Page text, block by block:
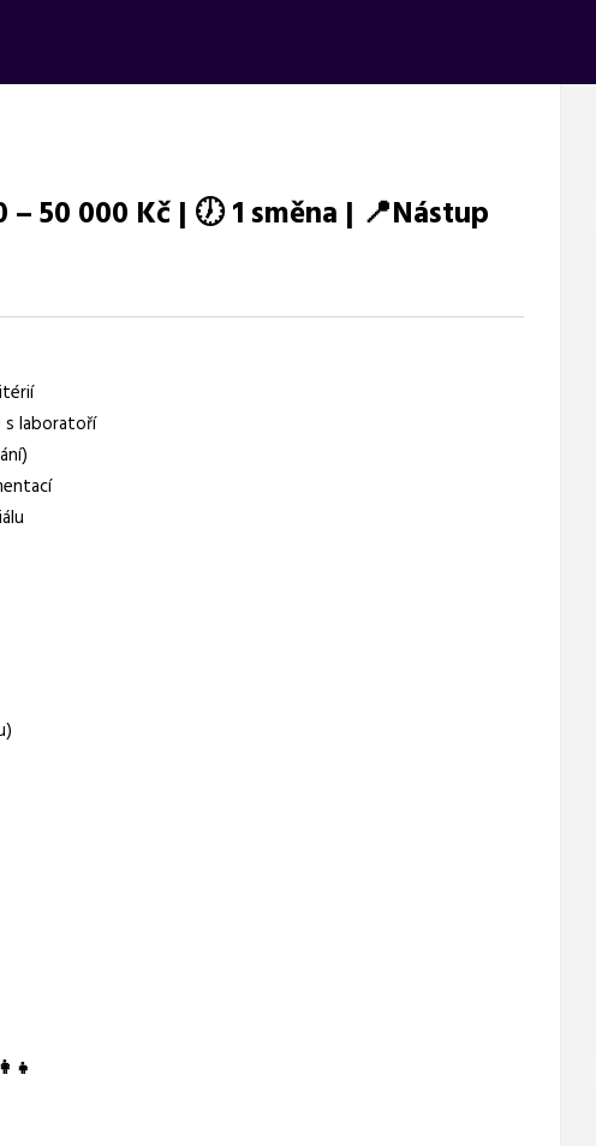
50 000 Kč | 🕖 1 směna | 📍Nástup
Kč, ranní směny, benefity, práce s měřidly, SAP, angličtina.
na dopravu, příspěvky na děti, penzijní připojištění
směru, praxe v kvalitě ve výrobě, základní práce na PC
s laboratoří